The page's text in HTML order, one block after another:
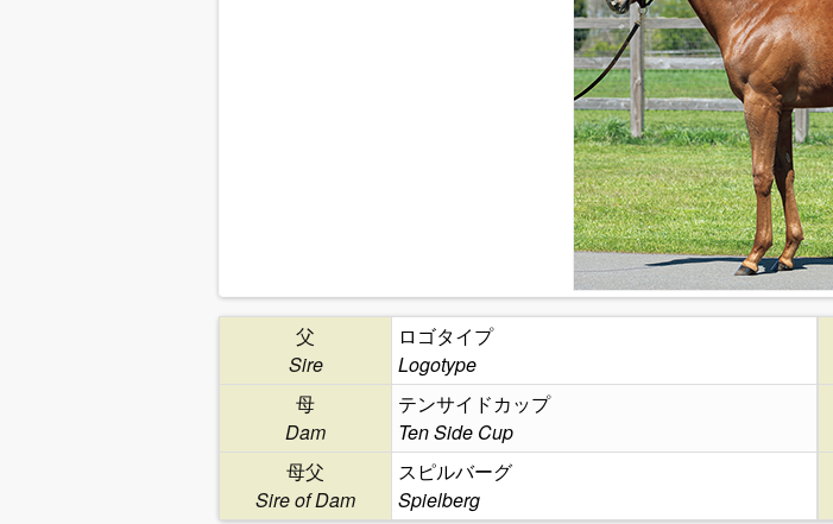
父
Sire
ロゴタイプ
Logotype
母
Dam
テンサイドカップ
Ten Side Cup
母父
Sire of Dam
スピルバーグ
Spielberg